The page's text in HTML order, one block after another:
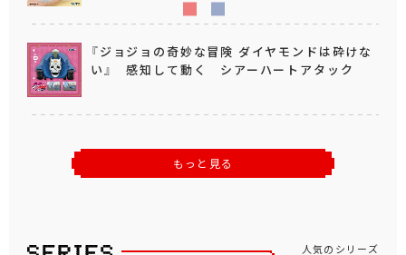
『ジョジョの奇妙な冒険 ダイヤモンドは砕けな
い』 感知して動く シアーハートアタック
もっと見る
人気のシリーズ